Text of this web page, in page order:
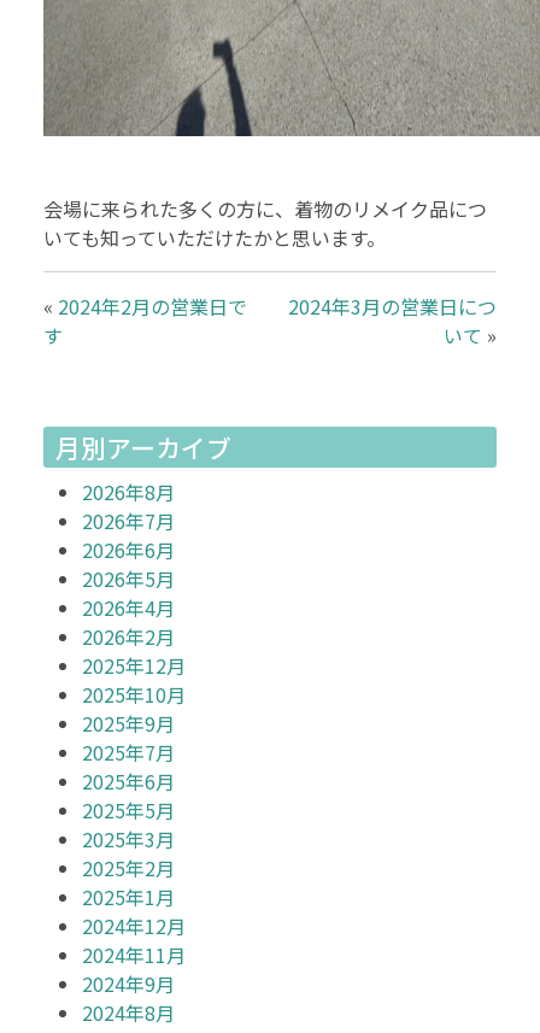
会場に来られた多くの方に、着物のリメイク品につ
いても知っていただけたかと思います。
« 2024年2月の営業日で
す
2024年3月の営業日につ
いて »
月別アーカイブ
2026年8月
2026年7月
2026年6月
2026年5月
2026年4月
2026年2月
2025年12月
2025年10月
2025年9月
2025年7月
2025年6月
2025年5月
2025年3月
2025年2月
2025年1月
2024年12月
2024年11月
2024年9月
2024年8月